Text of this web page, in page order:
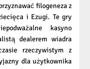
filogeneza z
i Ezugi. Te gry
kasyno
dealerem wiadra
rzeczywistym z
dla użytkownika